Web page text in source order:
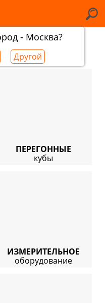
- Москва?
Другой
ПЕРЕГОННЫЕ
кубы
ИЗМЕРИТЕЛЬНОЕ
оборудование